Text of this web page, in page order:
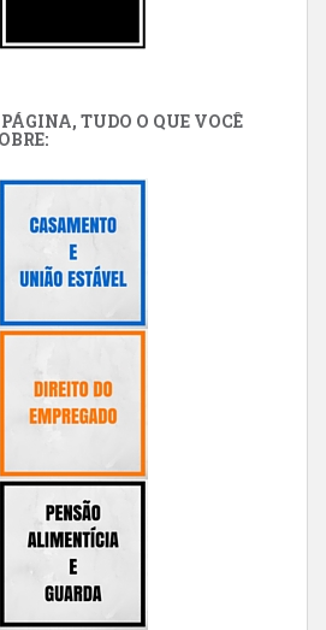
TUDO O QUE VOCÊ